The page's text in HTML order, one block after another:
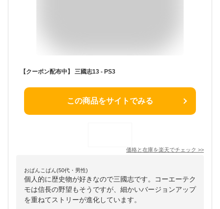
【クーポン配布中】 三國志13 - PS3
この商品をサイトでみる
価格と在庫を楽天でチェック >>
おぱんこぱん(50代・男性)
個人的に歴史物が好きなので三國志です。コーエーテク
モは信長の野望もそうですが、細かいバージョンアップ
を重ねてストリーが進化しています。